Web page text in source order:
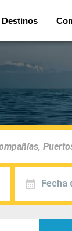
Destinos
Fecha